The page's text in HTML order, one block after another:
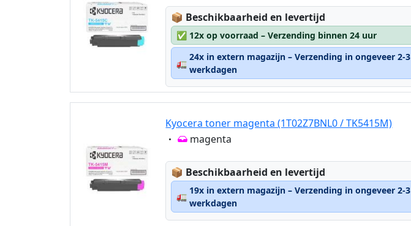
📦 Lagerstatus:
Beschikbaarheid en levertijd
✅ 12x op voorraad – Verzending binnen 24 uur
🚛
24x in extern magazijn – Verzending in ongeveer 2-3
werkdagen
Kyocera toner magenta (1T02Z7BNL0 / TK5415M)
Eigenschaft:
magenta
📦 Lagerstatus:
Beschikbaarheid en levertijd
🚛
19x in extern magazijn – Verzending in ongeveer 2-3
werkdagen